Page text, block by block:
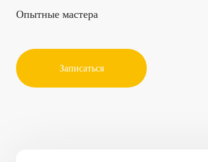
Опытные мастера
Записаться